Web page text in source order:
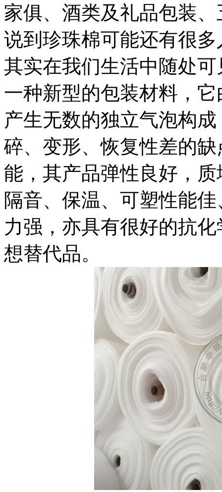
家俱、酒类及礼品包装
说到珍珠棉可能还有很
其实在我们生活中随处可
一种新型的包装材料，
产生无数的独立气泡构
碎、变形、恢复性差的
能，其产品弹性良好，
隔音、保温、可塑性能
力强，亦具有很好的抗
想替代品。